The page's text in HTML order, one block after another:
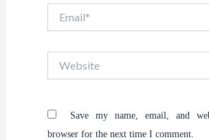
Save my name, email, and
browser for the next time I comment.